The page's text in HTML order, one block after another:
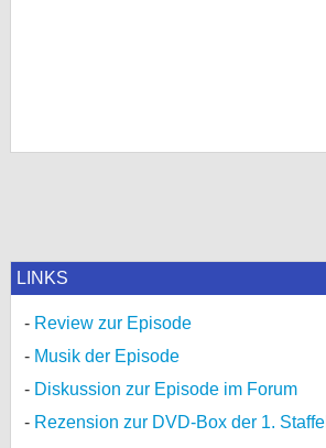
LINKS
Review zur Episode
Musik der Episode
Diskussion zur Episode im Forum
Rezension zur DVD-Box der 1. Staffel